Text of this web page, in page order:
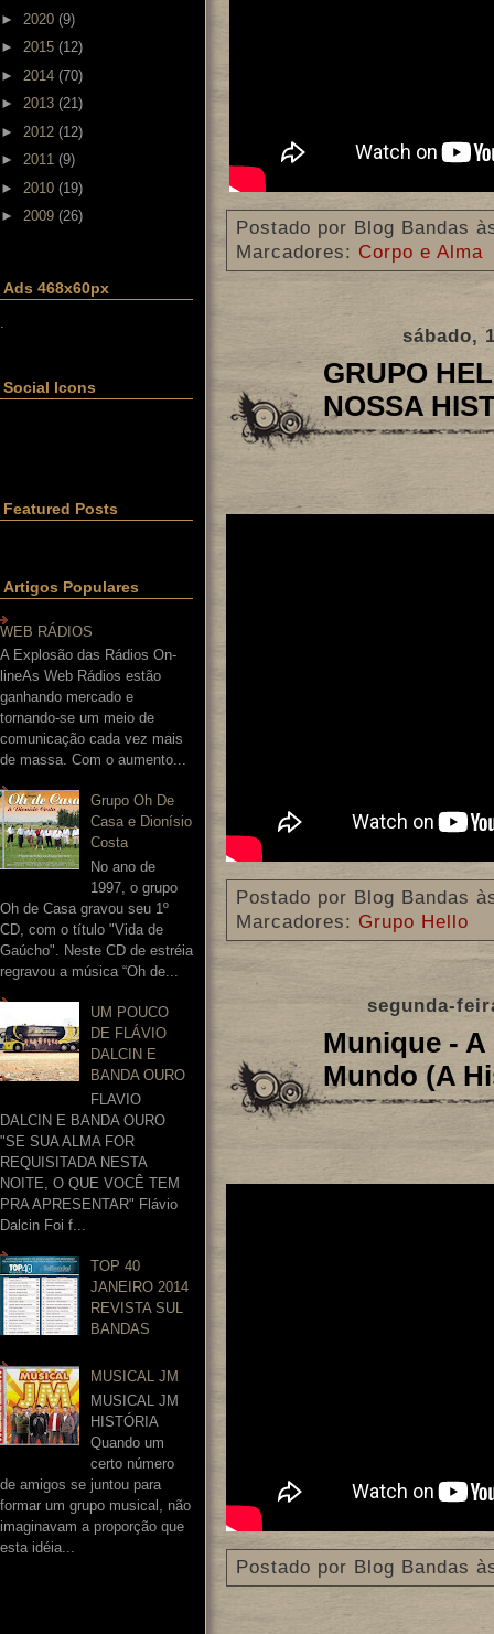
► 2020 (9)
► 2015 (12)
► 2014 (70)
► 2013 (21)
► 2012 (12)
► 2011 (9)
► 2010 (19)
► 2009 (26)
Ads 468x60px
Social Icons
Featured Posts
Artigos Populares
WEB RÁDIOS
A Explosão das Rádios On-
lineAs Web Rádios estão
ganhando mercado e
tornando-se um meio de
comunicação cada vez mais
de massa. Com o aumento...
Grupo Oh De
Casa e Dionísio
Costa
No ano de
1997, o grupo
Oh de Casa gravou seu 1º
CD, com o título "Vida de
Gaúcho". Neste CD de estréia
regravou a música “Oh de...
UM POUCO
DE FLÁVIO
DALCIN E
BANDA OURO
FLAVIO
DALCIN E BANDA OURO
"SE SUA ALMA FOR
REQUISITADA NESTA
NOITE, O QUE VOCÊ TEM
PRA APRESENTAR" Flávio
Dalcin Foi f...
TOP 40
JANEIRO 2014
REVISTA SUL
BANDAS
MUSICAL JM
MUSICAL JM
HISTÓRIA
Quando um
certo número
de amigos se juntou para
formar um grupo musical, não
imaginavam a proporção que
esta idéia...
Postado por Blog Bandas
Marcadores: Corpo e Alma
sábado,
GRUPO
NOSSA
Postado por Blog Bandas
Marcadores: Grupo Hello
segunda-
Munique -
Mundo (A
Postado por Blog Bandas